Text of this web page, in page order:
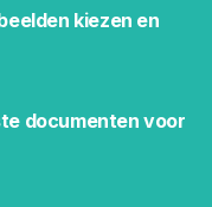
kiezen en
documenten voor